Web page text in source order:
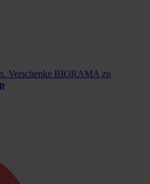
Verschenke BIORAMA zu